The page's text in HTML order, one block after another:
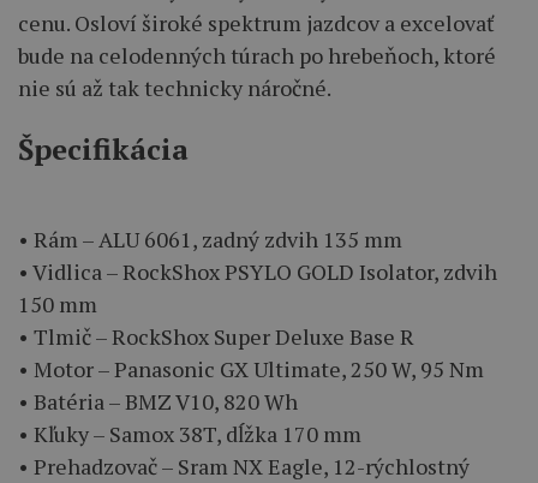
cenu. Osloví široké spektrum jazdcov a excelovať
bude na celodenných túrach po hrebeňoch, ktoré
nie sú až tak technicky náročné.
Špecifikácia
• Rám – ALU 6061, zadný zdvih 135 mm
• Vidlica – RockShox PSYLO GOLD Isolator, zdvih
150 mm
• Tlmič – RockShox Super Deluxe Base R
• Motor – Panasonic GX Ultimate, 250 W, 95 Nm
• Batéria – BMZ V10, 820 Wh
• Kľuky – Samox 38T, dĺžka 170 mm
• Prehadzovač – Sram NX Eagle, 12-rýchlostný